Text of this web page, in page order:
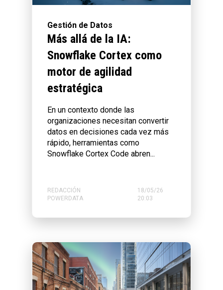
Gestión de Datos
Más allá de la IA:
Snowflake Cortex como
motor de agilidad
estratégica
En un contexto donde las
organizaciones necesitan convertir
datos en decisiones cada vez más
rápido, herramientas como
Snowflake Cortex Code abren...
REDACCIÓN
POWERDATA
18/05/26
20:03